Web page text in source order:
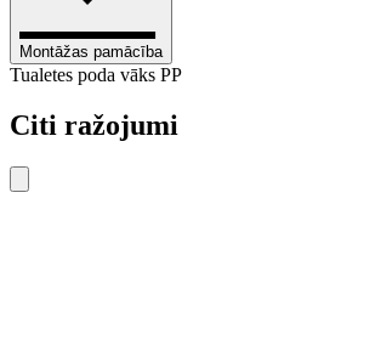
Montāžas pamācība
Tualetes poda vāks PP
Citi ražojumi